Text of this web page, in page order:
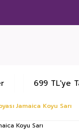
699 TL'ye
Jamaica Koyu Sarı